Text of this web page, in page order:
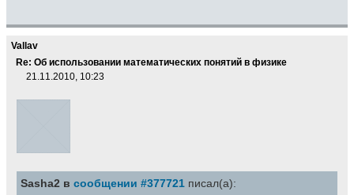
Vallav
Re: Об использовании математических понятий в физике
21.11.2010, 10:23
Sasha2 в сообщении #377721 писал(а):